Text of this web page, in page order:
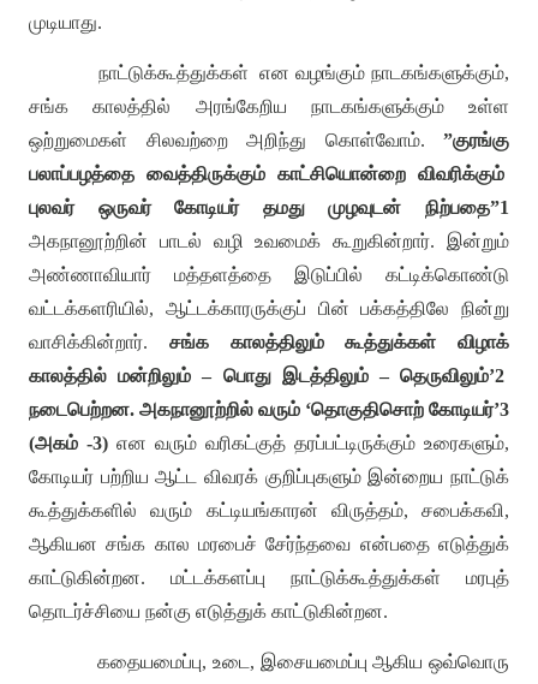
முடியாது.
நாட்டுக்கூத்துக்கள் என வழங்கும் நாடகங்களுக்கும்,
சங்க காலத்தில் அரங்கேறிய நாடகங்களுக்கும் உள்ள
ஒற்றுமைகள் சிலவற்றை அறிந்து கொள்வோம். ”குரங்கு
பலாப்பழத்தை வைத்திருக்கும் காட்சியொன்றை விவரிக்கும்
புலவர் ஒருவர் கோடியர் தமது முழவுடன் நிற்பதை”1
அகநானூற்றின் பாடல் வழி உவமைக் கூறுகின்றார். இன்றும்
அண்ணாவியார் மத்தளத்தை இடுப்பில் கட்டிக்கொண்டு
வட்டக்களரியில், ஆட்டக்காரருக்குப் பின் பக்கத்திலே நின்று
வாசிக்கின்றார். சங்க காலத்திலும் கூத்துக்கள் விழாக்
காலத்தில் மன்றிலும் – பொது இடத்திலும்–தெருவிலும்’2
நடைபெற்றன. அகநானூற்றில் வரும் ‘தொகுதிசொற் கோடியர்’3
(அகம் -3) என வரும் வரிகட்குத் தரப்பட்டிருக்கும் உரைகளும்,
கோடியர் பற்றிய ஆட்ட விவரக் குறிப்புகளும் இன்றைய நாட்டுக்
கூத்துக்களில் வரும் கட்டியங்காரன் விருத்தம், சபைக்கவி,
ஆகியன சங்க கால மரபைச் சேர்ந்தவை என்பதை எடுத்துக்
காட்டுகின்றன. மட்டக்களப்பு நாட்டுக்கூத்துக்கள் மரபுத்
தொடர்ச்சியை நன்கு எடுத்துக் காட்டுகின்றன.
கதையமைப்பு, உடை , இசையமைப்பு ஆகிய ஒவ்வொரு